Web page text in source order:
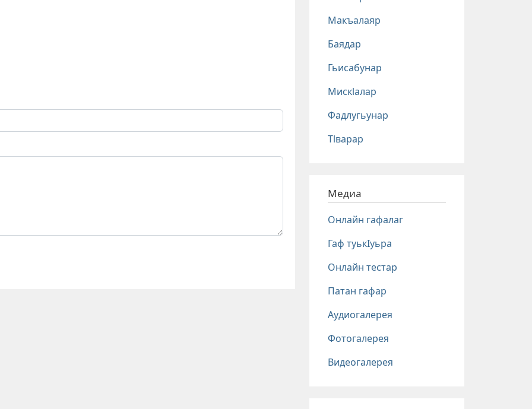
Макъалаяр
Баядар
Гьисабунар
Мискlалар
Фадлугьунар
Тlварар
Медиа
Онлайн гафалаг
Гаф туькIуьра
Онлайн тестар
Патан гафар
Аудиогалерея
Фотогалерея
Видеогалерея